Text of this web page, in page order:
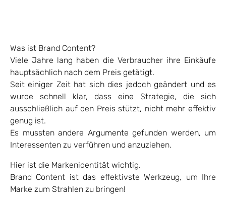
Was ist Brand Content?
Viele Jahre lang haben die Verbraucher ihre Einkäufe
hauptsächlich nach dem Preis getätigt.
Seit einiger Zeit hat sich dies jedoch geändert und es
wurde schnell klar, dass eine Strategie, die sich
ausschließlich auf den Preis stützt, nicht mehr effektiv
genug ist.
Es mussten andere Argumente gefunden werden, um
Interessenten zu verführen und anzuziehen.
Hier ist die Markenidentität wichtig.
Brand Content ist das effektivste Werkzeug, um Ihre
Marke zum Strahlen zu bringen!